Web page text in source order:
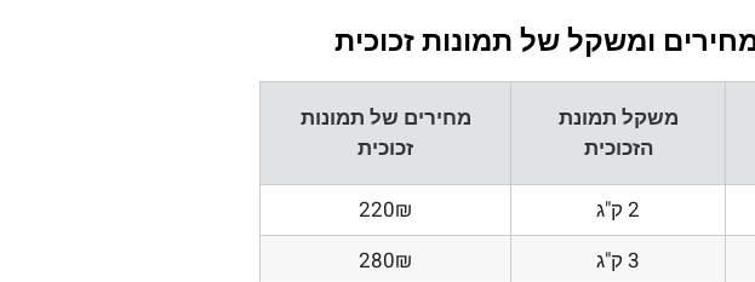
ומשקל של תמונות זכוכית
משקל תמונת
הזכוכית
מחירים של תמונות
זכוכית
2 ק"ג
220₪
3 ק"ג
280₪